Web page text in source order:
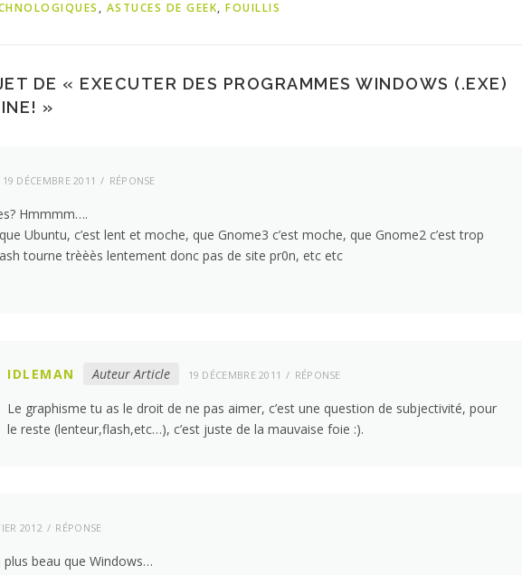
, ASTUCES DE GEEK, FOUILLIS
DE « EXECUTER DES PROGRAMMES WINDOWS (.EXE)
»
19 DÉCEMBRE 2011 RÉPONSE
Hmmmm….
Ubuntu, c’est lent et moche, que Gnome3 c’est moche, que Gnome2 c’est trop
tourne trèèès lentement donc pas de site pr0n, etc etc
IDLEMAN Auteur Article 19 DÉCEMBRE 2011 RÉPONSE
Le graphisme tu as le droit de ne pas aimer, c’est une question de subjectivité, pour
le reste (lenteur,flash,etc…), c’est juste de la mauvaise foie :).
2012 RÉPONSE
plus beau que Windows…